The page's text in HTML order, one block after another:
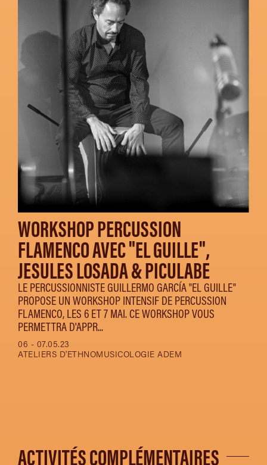
WORKSHOP PERCUSSION
FLAMENCO AVEC "EL GUILLE",
JESULES LOSADA & PICULABE
LE PERCUSSIONNISTE GUILLERMO GARCÍA "EL GUILLE"
PROPOSE UN WORKSHOP INTENSIF DE PERCUSSION
FLAMENCO, LES 6 ET 7 MAI. CE WORKSHOP VOUS
PERMETTRA D'APPR...
06 - 07.05.23
ATELIERS D'ETHNOMUSICOLOGIE ADEM
ACTIVITÉS COMPLÉMENTAIRES